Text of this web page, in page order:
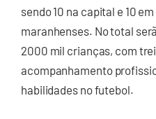
sendo 10 na capital e 10
maranhenses. No total
2000 mil crianças, com
acompanhamento
habilidades no futebol.